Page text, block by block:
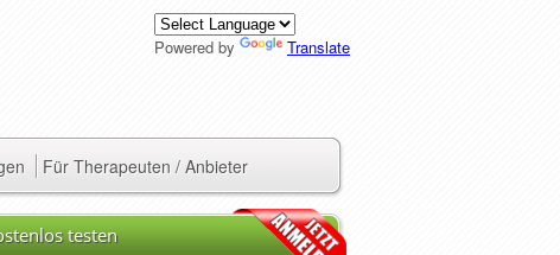
Powered by Translate
Für Therapeuten / Anbieter
testen